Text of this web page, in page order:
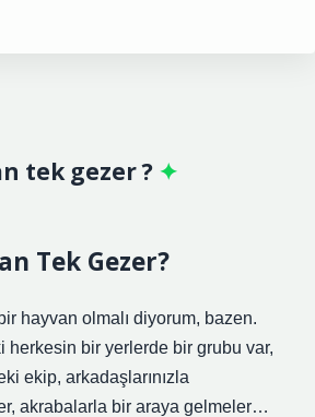
tek gezer ?
Tek Gezer?
hayvan olmalı diyorum, bazen.
herkesin bir yerlerde bir grubu var,
ekip, arkadaşlarınızla
akrabalarla bir araya gelmeler…